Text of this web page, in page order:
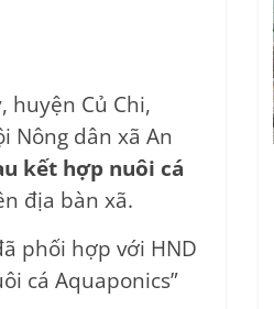
huyện Củ Chi,
Nông dân xã An
kết hợp nuôi cá
địa bàn xã.
phối hợp với HND
cá Aquaponics”